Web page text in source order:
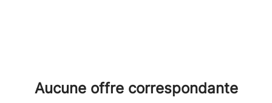
Aucune offre correspondante